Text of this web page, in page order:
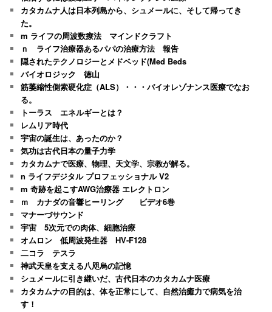
カタカムナ人は日本列島から、シュメールに、そして帰ってき
た。
m ライフの周波数療法 マインドクラフト
ｎ ライフ治療器あるパパの治療方法 報告
隠されたテクノロジーとメドベッド(Med Beds
バイオロジック 徳山
筋萎縮性側索硬化症（ALS）・・・バイオレゾナンス医療でなお
る。
トーラス エネルギーとは？
レムリア時代
宇宙の誕生は、あったのか？
気功は古代日本の量子力学
カタカムナで医療、物理、天文学、宗教が解る。
n ライフデジタル プロフェッショナル V2
m 奇跡を起こすAWG治療器 エレクトロン
ｍ カナダの音響ヒーリング ビデオ6巻
マナーづサウンド
宇宙 5次元での肉体、細胞治療
オムロン 低周波発生器 HV-F128
二コラ テスラ
神武天皇を支える八咫烏の記憶
シュメールに引き継いだ、古代日本のカタカムナ医療
カタカムナの目的は、体を正常にして、自然治癒力で病気を治
す！